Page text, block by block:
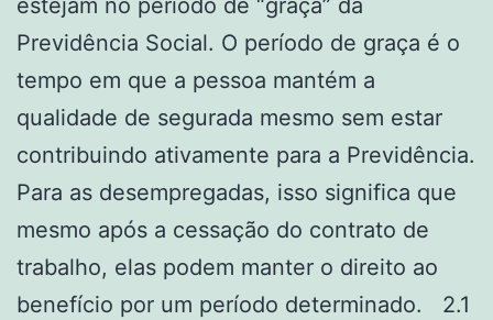
estejam no período de “graça” da
Previdência Social. O período de graça é o
tempo em que a pessoa mantém a
qualidade de segurada mesmo sem estar
contribuindo ativamente para a Previdência.
Para as desempregadas, isso significa que
mesmo após a cessação do contrato de
trabalho, elas podem manter o direito ao
benefício por um período determinado. 2.1